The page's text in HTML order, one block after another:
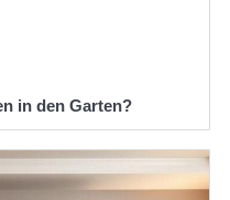
in den Garten?